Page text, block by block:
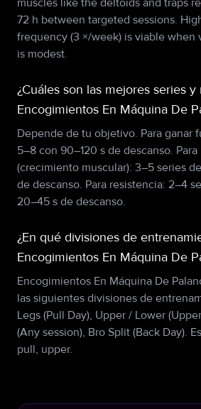
muscles like the deltoids and traps
72 h between targeted sessions.
frequency (3 ×/week) is viable when
is modest.
¿Cuáles son las mejores series
Encogimientos En Máquina De
Depende de tu objetivo. Para ganar
5–8 con 90–120 s de descanso.
(crecimiento muscular): 3–5 series
de descanso. Para resistencia: 2–4
20–45 s de descanso.
¿En qué divisiones de
Encogimientos En Máquina De
Encogimientos En Máquina De
las siguientes divisiones de
Legs (Pull Day), Upper / Lower
(Any session), Bro Split (Back Day).
pull, upper.